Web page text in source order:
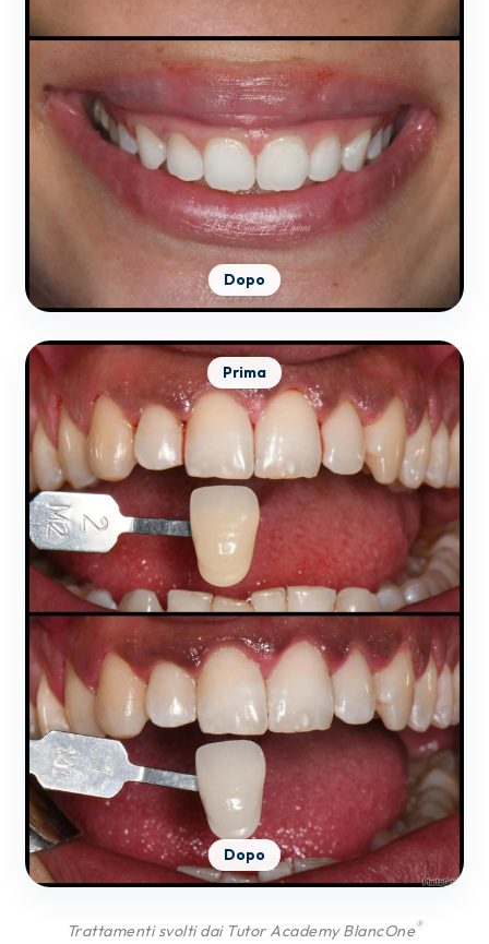
Dopo
Prima
Dopo
Trattamenti svolti dai Tutor Academy BlancOne®